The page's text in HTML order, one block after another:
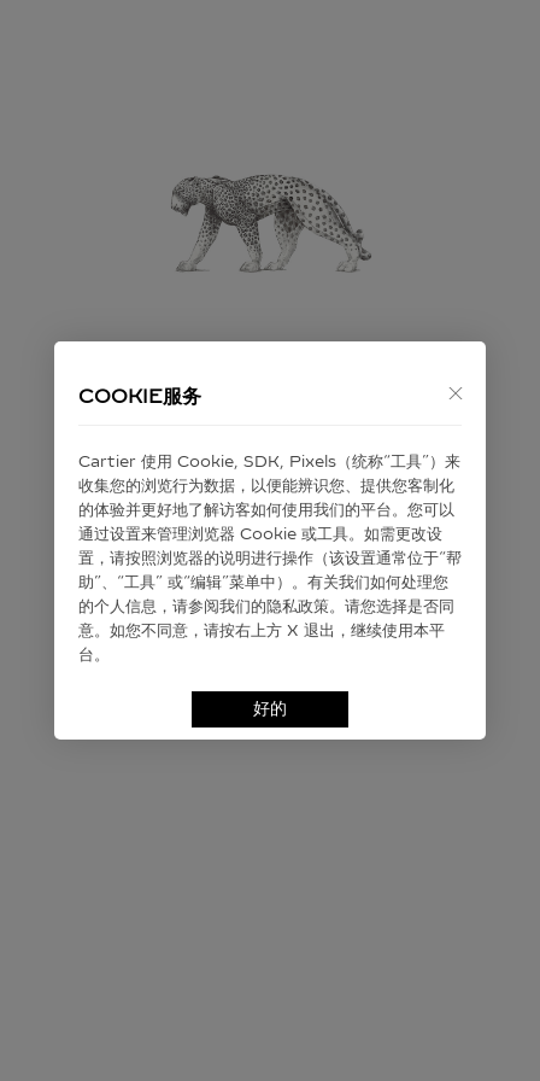
前往首页探索
COOKIE服务
Cartier 使⽤ Cookie, SDK, Pixels（统称“⼯具”）来
收集您的浏览⾏为数据，以便能辨识您、提供您客制化
的体验并更好地了解访客如何使⽤我们的平台。您可以
通过设置来管理浏览器 Cookie 或⼯具。如需更改设
置，请按照浏览器的说明进⾏操作（该设置通常位于“帮
助”、“⼯具” 或“编辑”菜单中）。有关我们如何处理您
的个⼈信息，请参阅我们的隐私政策。请您选择是否同
意。如您不同意，请按右上⽅ X 退出，继续使⽤本平
台。
好的